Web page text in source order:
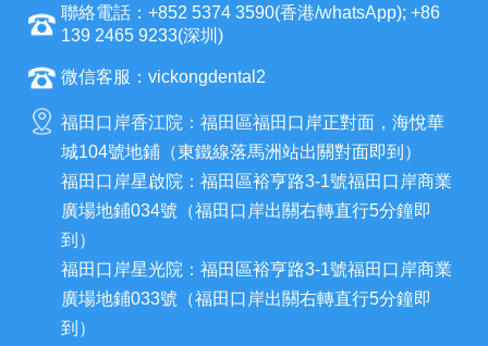
聯絡電話：+852 5374 3590(香港/whatsApp); +86
139 2465 9233(深圳)
微信客服：vickongdental2
福田口岸香江院：福田區福田口岸正對面，海悅華
城104號地鋪（東鐵線落馬洲站出關對面即到）
福田口岸星啟院：福田區裕亨路3-1號福田口岸商業
廣場地鋪034號（福田口岸出關右轉直行5分鐘即
到）
福田口岸星光院：福田區裕亨路3-1號福田口岸商業
廣場地鋪033號（福田口岸出關右轉直行5分鐘即
到）